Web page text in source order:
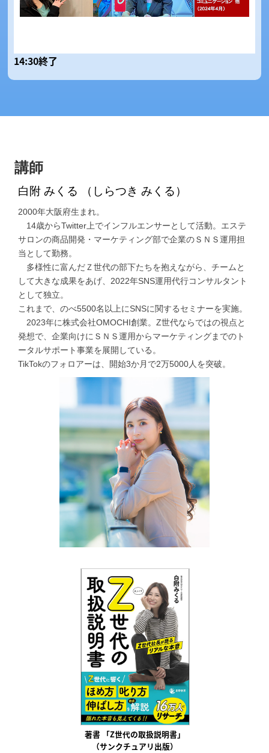
14:30終了
講師
白附 みくる （しらつき みくる）
2000年大阪府生まれ。
14歳からTwitter上でインフルエンサーとして活動。エステ
サロンの商品開発・マーケティング部で企業のＳＮＳ運用担
当として勤務。
多様性に富んだＺ世代の部下たちを抱えながら、チームと
して大きな成果をあげ、2022年SNS運用代行コンサルタント
として独立。
これまで、のべ5500名以上にSNSに関するセミナーを実施。
2023年に株式会社OMOCHI創業。Z世代ならではの視点と
発想で、企業向けにＳＮＳ運用からマーケティングまでのト
ータルサポート事業を展開している。
TikTokのフォロアーは、開始3か月で2万5000人を突破。
著書 「Z世代の取扱説明書」
（サンクチュアリ出版）